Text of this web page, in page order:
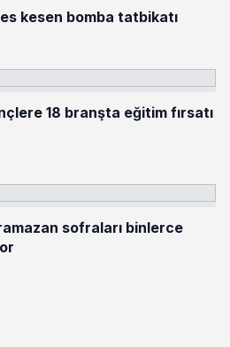
kesen bomba tatbikatı
18 branşta eğitim fırsatı
sofraları binlerce